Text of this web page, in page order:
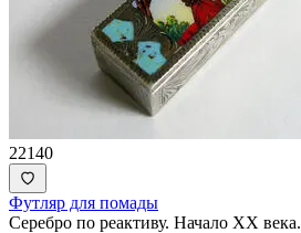
22140
Футляр для помады
Серебро по реактиву. Начало ХХ века.